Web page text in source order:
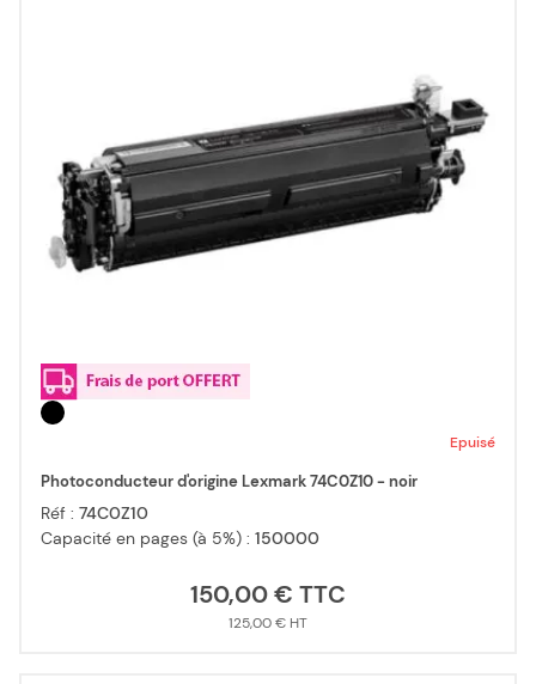
Epuisé
Photoconducteur d'origine Lexmark 74C0Z10 - noir
Réf : 74C0Z10
Capacité en pages (à 5%) : 150000
150,00 €
125,00 €